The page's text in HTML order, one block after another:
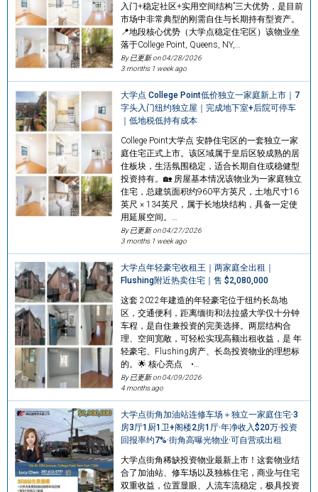
入门+稳定社区+实用空间结构”三大优势，是目前
市场中非常典型的刚需自住与长期持有型资产。
📍地段核心优势（大学点稳定住宅区）该物业坐
落于College Point, Queens, NY,…
By 已更新 on04/28/2026
3 months 1 week ago
大学点 College Point低价独立一家庭新上市｜7
字头入门纽约独立屋｜完成地下室+后院可停车
｜低地税低持有成本
College Point大学点 安静住宅区的一套独立一家
庭住宅正式上市。该区域属于皇后区较成熟的居
住板块，生活氛围稳定，适合长期自住或稳健型
投资持有。🏡 房屋基本情况该物业为一家庭独立
住宅，总建筑面积约960平方英尺，土地尺寸16
英尺 × 134英尺，属于长地块结构，具备一定使
用延展空间。…
By 已更新 on04/27/2026
3 months 1 week ago
大学点年轻豪宅收租王｜两家庭全出租｜
Flushing附近热卖住宅｜售 $2,080,000
这套 2022年建造的年轻豪宅位于纽约长岛地
区，交通便利，距离缅街和法拉盛大学仅十分钟
车程，是自住兼投资的完美选择。两层结构合
理、空间宽敞，可轻松实现高额出租收益，是 年
轻豪宅、Flushing房产、长岛投资物业的理想标
的。🌟 核心亮点 •…
By 已更新 on04/09/2026
4 months ago
大学点街角加油站连修车场＋独立一家庭住宅·3
房3厅1厨1卫+阁楼2房1厅·年净收入$20万·投资
回报率约7%·街角高曝光物业·可自营或出租
大学点街角稀缺投资物业最新上市！这套物业结
合了加油站、修车场以及独栋住宅，商业与住宅
双重收益，位置显眼、人流车流稳定，极具投资